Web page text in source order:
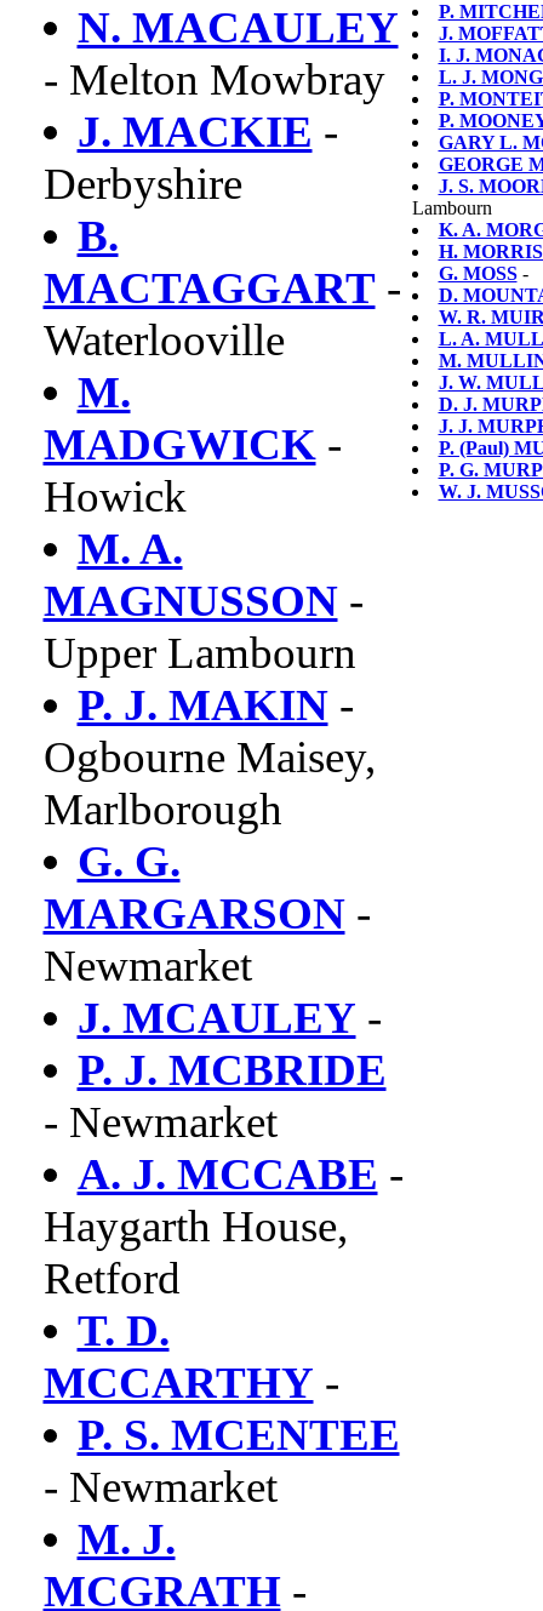
N. MACAULEY
- Melton Mowbray
J. MACKIE -
Derbyshire
B.
MACTAGGART-
Waterlooville
M.
MADGWICK-
Howick
M. A.
MAGNUSSON-
Upper Lambourn
P. J. MAKIN-
Ogbourne Maisey,
Marlborough
G. G.
MARGARSON-
Newmarket
J. MCAULEY -
P. J. MCBRIDE
- Newmarket
A. J. MCCABE -
Haygarth House,
Retford
T. D.
MCCARTHY -
P. S. MCENTEE
- Newmarket
M. J.
MCGRATH-
P.
J.
I. J.
L. J.
P.
P.
GARY L.
GEORGE
J. S.
Lambourn
K. A.
H.
G. MOSS-
D.
W. R.
L. A.
M.
J. W.
D. J.
J. J.
P. (Paul)
P. G.
W. J.